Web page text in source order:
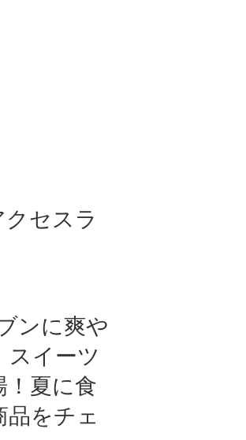
クセスラ
ンに爽や
スイーツ
！夏に食
品をチェ